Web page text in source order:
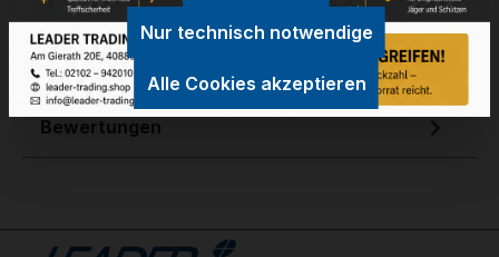
Technische Daten
GPSR Information
Bewertungen
Nur technisch notwendige
Alle Cookies akzeptieren